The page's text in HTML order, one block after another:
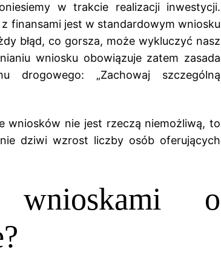
w trakcie realizacji inwestycji.
finansami jest w standardowym wniosku
błąd, co gorsza, może wykluczyć nasz
wniosku obowiązuje zatem zasada
„Zachowaj szczególną
wniosków nie jest rzeczą niemożliwą, to
dziwi wzrost liczby osób oferujących
o